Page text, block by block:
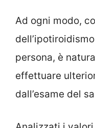
Ad ogni modo,
persona, è
effettuare
dall’esame del